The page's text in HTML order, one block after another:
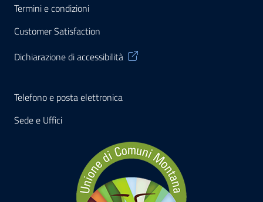
Termini e condizioni
Customer Satisfaction
Dichiarazione di accessibilità
Telefono e posta elettronica
Sede e Uffici